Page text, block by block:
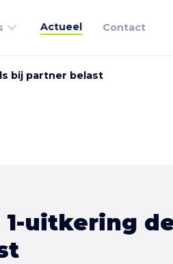
Actueel Contact
bij partner belast
1-uitkering